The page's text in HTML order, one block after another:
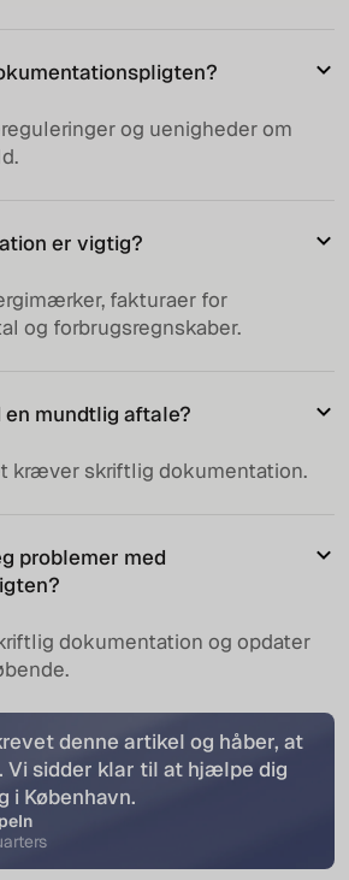
og uenigheder om
er vigtig?
fakturaer for
og forbrugsregnskaber.
en mundtlig aftale?
kræver skriftlig dokumentation.
problemer med
dokumentation og opdater
denne artikel og håber, at
sidder klar til at hjælpe dig
i København.